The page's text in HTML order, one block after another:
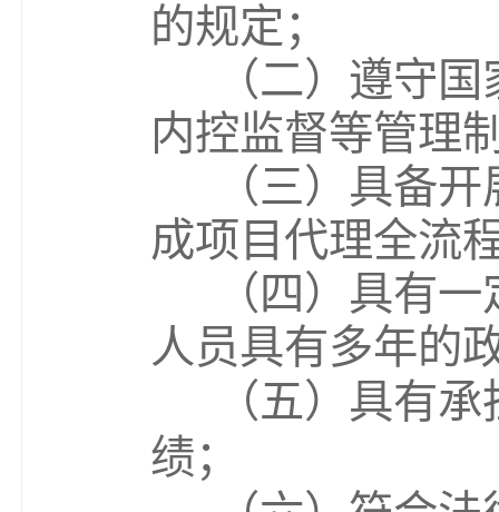
的规定；
（二）遵守国
内控监督等管理
（三）具备
成项目代理全流
（四）具有
人员具有多年的
（五）具有
绩；